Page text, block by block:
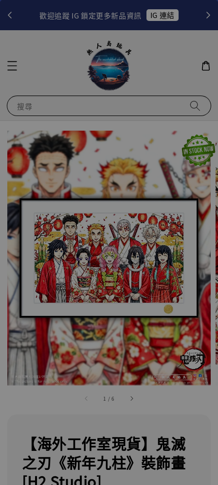
歡迎追蹤 IG 鎖定更多新品資訊 IG 連結
搜尋
1 /6
【海外工作室現貨】鬼滅
之刃《新年九柱》裝飾畫